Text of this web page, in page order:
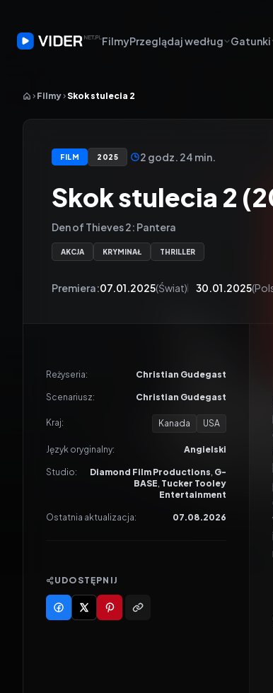
FilmyPrzeglądaj według Gatunki
Filmy Skok stulecia 2
FILM 2025 2 godz. 24 min.
Skok stulecia 2
Den of Thieves 2: Pantera
AKCJA KRYMINAŁ THRILLER
Premiera:07.01.2025(Świat) 30.01.2025
Reżyseria: Christian Gudegast
Scenariusz: Christian Gudegast
Kraj: Kanada USA
Język oryginalny: Angielski
Studio: Diamond Film Productions, G-
BASE, Tucker Tooley
Entertainment
Ostatnia aktualizacja: 07.08.2026
UDOSTĘPNIJ